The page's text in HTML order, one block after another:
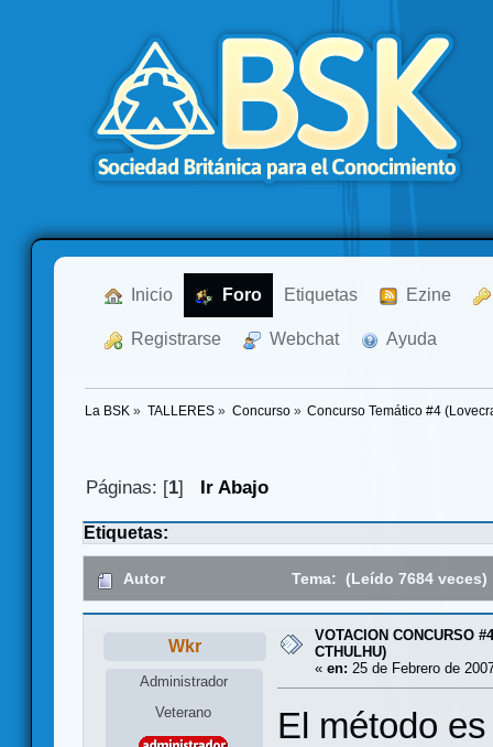
Inicio Foro Etiquetas Ezine
Registrarse Webchat Ayuda
La BSK » TALLERES» Concurso» Concurso Temático #4
Páginas: [1] Ir Abajo
Etiquetas:
Autor Tema: (Leído 7684 veces)
Wkr
Administrador
Veterano
VOTACION CONCURSO
CTHULHU)
« en: 25 de Febrero de
El método